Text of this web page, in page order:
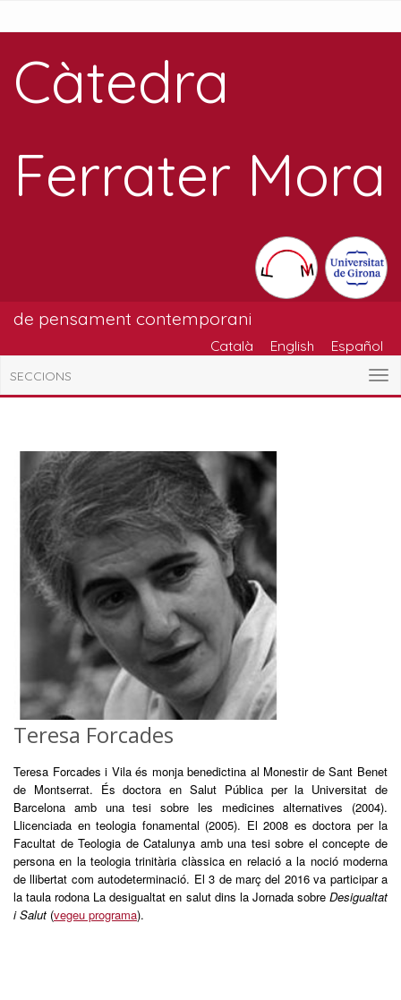
Càtedra
Ferrater Mora
de pensament contemporani
Català English Español
SECCIONS
Teresa Forcades
Teresa Forcades i Vila és monja benedictina al Monestir de Sant Benet
de Montserrat. És doctora en Salut Pública per la Universitat de
Barcelona amb una tesi sobre les medicines alternatives (2004).
Llicenciada en teologia fonamental (2005). El 2008 es doctora per la
Facultat de Teologia de Catalunya amb una tesi sobre el concepte de
persona en la teologia trinitària clàssica en relació a la noció moderna
de llibertat com autodeterminació. El 3 de març del 2016 va participar a
la taula rodona La desigualtat en salut dins la Jornada sobre Desigualtat
i Salut (vegeu programa).